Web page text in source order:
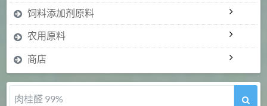
饲料添加剂原料
农用原料
商店
肉桂醛 99%